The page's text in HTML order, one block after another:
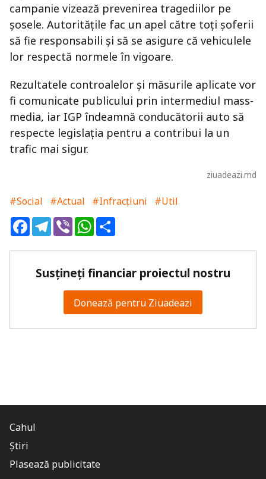
campanie vizează prevenirea tragediilor pe
șosele. Autoritățile fac un apel către toți șoferii
să fie responsabili și să se asigure că vehiculele
lor respectă normele în vigoare.
Rezultatele controalelor și măsurile aplicate vor
fi comunicate publicului prin intermediul mass-
media, iar IGP îndeamnă conducătorii auto să
respecte legislația pentru a contribui la un
trafic mai sigur.
ziuadeazi.md
#Social #Actual #Infracțiuni
#Util
FacebookTelegram
ViberWhatsApp
Susțineți financiar proiectul nostru
Donează pentru Ziuadeazi
Cahul
Știri
Plasează publicitate